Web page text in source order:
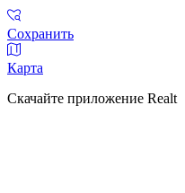
Сохранить
Карта
Скачайте приложение Realt